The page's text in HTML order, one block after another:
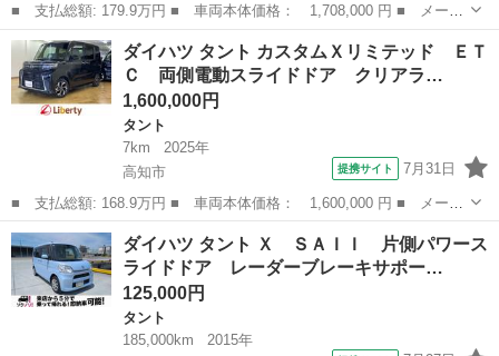
■ 支払総額: 179.9万円 ■ 車両本体価格： 1,708,000 円 ■ メーカ
ー名： ダイハツ ■ 車種名： タント ■ グレード名： カスタム
Ｘ バックカメラ 両側電動スライドドア クリアランスソナー オ
ートクル...
高知 高知市 タント
ダイハツ タント カスタムＸリミテッド ＥＴ
Ｃ 両側電動スライドドア クリアラ…
1,600,000円
タント
7km
2025年
高知市
提携サイト 7月31日
■ 支払総額: 168.9万円 ■ 車両本体価格： 1,600,000 円 ■ メーカ
ー名： ダイハツ ■ 車種名： タント ■ グレード名： カスタム
Ｘリミテッド ＥＴＣ 両側電動スライドドア クリアランスソナ
ー オート...
高知 高知市 タント
ダイハツ タント Ｘ ＳＡＩＩ 片側パワース
ライドドア レーダーブレーキサポー…
125,000円
タント
185,000km
2015年